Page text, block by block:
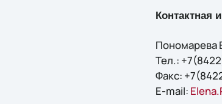
Контактная
Пономарева
Тел.:
Факс:
E-mail: